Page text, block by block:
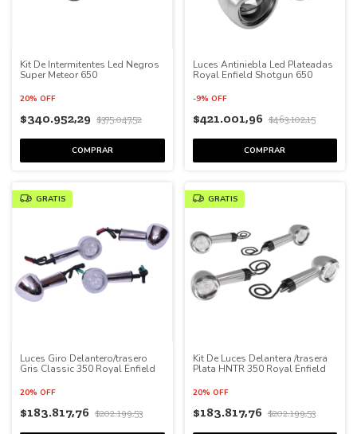
Kit De Intermitentes Led Negros
Super Meteor 650
20% OFF
$340.952,29 $375.047,52
Luces Antiniebla Led Plateadas
Royal Enfield Shotgun 650
-9% OFF
$421.001,96 $463.102,15
GRATIS
Luces Giro Delantero/trasero
Gris Classic 350 Royal Enfield
20% OFF
$183.817,76 $202.199,53
GRATIS
Kit De Luces Delantera /trasera
Plata HNTR 350 Royal Enfield
20% OFF
$183.817,76 $202.199,53